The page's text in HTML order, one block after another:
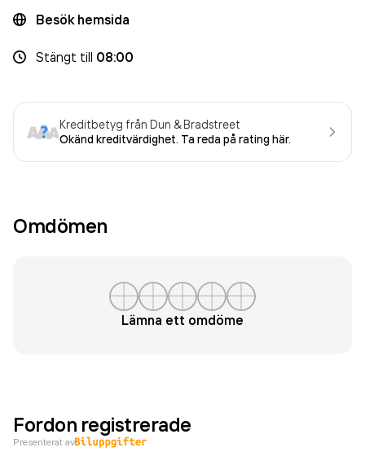
Besök hemsida
Stängt till 08:00
Kreditbetyg från Dun & Bradstreet
Okänd kreditvärdighet. Ta reda på rating här.
Omdömen
Lämna ett omdöme
Fordon registrerade
Presenterat av